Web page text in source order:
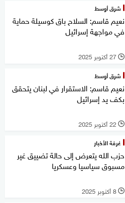
شرق أوسط
نعيم قاسم: السلاح باق كوسيلة حماية
في مواجهة إسرائيل
l 27 أكتوبر 2025
شرق أوسط
نعيم قاسم: الاستقرار في لبنان يتحقق
بكف يد إسرائيل
l 22 أكتوبر 2025
غرفة الأخبار
حزب الله يتعرض إلى حالة تضييق غير
مسبوق سياسيا وعسكريا
l 8 أكتوبر 2025